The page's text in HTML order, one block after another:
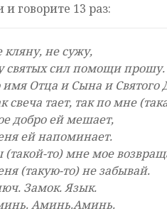
и говорите 13 раз:
кляну, не сужу,
святых сил помощи прошу.
имя Отца и Сына и Святого
свеча тает, так по мне
добро ей мешает,
ей напоминает.
(такой-то) мне мое
(такую-то) не забывай.
Замок. Язык.
Аминь.Аминь.